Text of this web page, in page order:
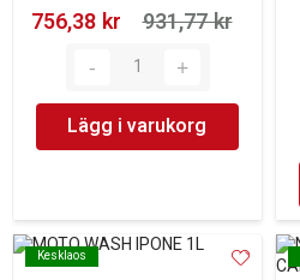
756,38 kr‎
931,77 kr‎
Lägg i varukorg
Kesklaos
Kesklaos